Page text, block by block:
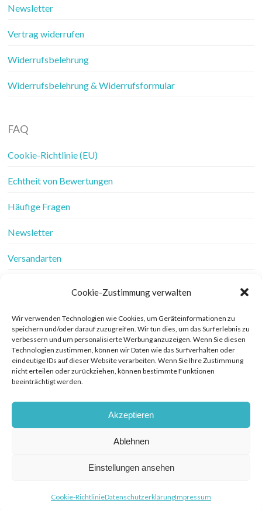
Cookie-Zustimmung verwalten
Wir verwenden Technologien wie Cookies, um Geräteinformationen zu
speichern und/oder darauf zuzugreifen. Wir tun dies, um das Surferlebnis zu
verbessern und um personalisierte Werbung anzuzeigen. Wenn Sie diesen
Technologien zustimmen, können wir Daten wie das Surfverhalten oder
eindeutige IDs auf dieser Website verarbeiten. Wenn Sie Ihre Zustimmung
nicht erteilen oder zurückziehen, können bestimmte Funktionen
beeinträchtigt werden.
Akzeptieren
Ablehnen
Einstellungen ansehen
Cookie-RichtlinieDatenschutzerklärungImpressum
Newsletter
Vertrag widerrufen
Widerrufsbelehrung
Widerrufsbelehrung & Widerrufsformular
FAQ
Cookie-Richtlinie (EU)
Echtheit von Bewertungen
Häufige Fragen
Newsletter
Versandarten
Werbung
Widerrufsbelehrung
Zahlungsarten
© COPYRIGHT FRAU FADENSCHEIN 2019. THEME BY BLUCHIC